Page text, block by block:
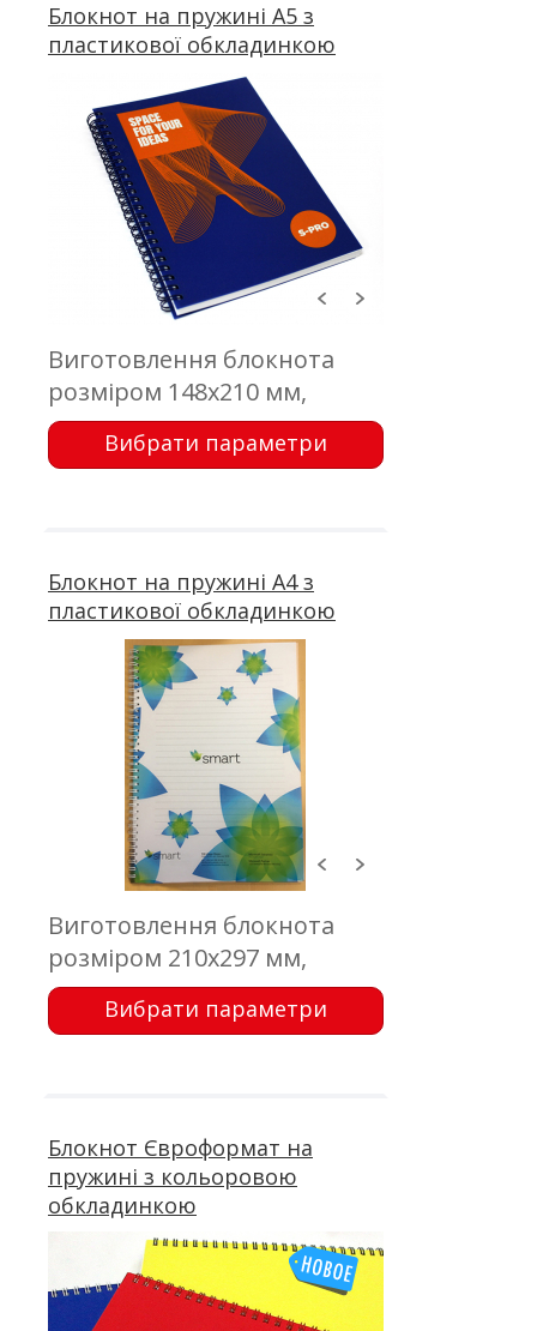
Блокнот на пружині А5 з
пластикової обкладинкою
Виготовлення блокнота
розміром 148х210 мм,
обкладинка - пластик з
друком; блок 50 аркушів,
Вибрати параметри
Блокнот на пружині А4 з
пластикової обкладинкою
Виготовлення блокнота
розміром 210х297 мм,
обкладинка - пластик з
друком; блок 50 аркушів,
Вибрати параметри
Блокнот Євроформат на
пружині з кольоровою
обкладинкою